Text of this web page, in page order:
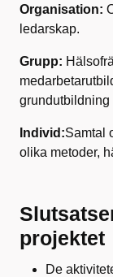
Organisation:
ledarskap.
Grupp:
grundutbildning
Individ:Samtal
olika metoder,
projektet
De